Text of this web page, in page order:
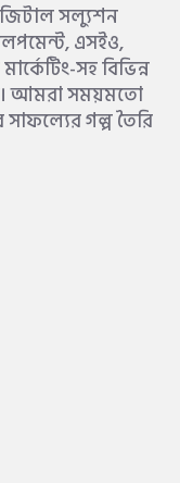
সল্যুশন
এসইও,
সহ বিভিন্ন
আমরা সময়মতো
সাফল্যের গল্প তৈরি